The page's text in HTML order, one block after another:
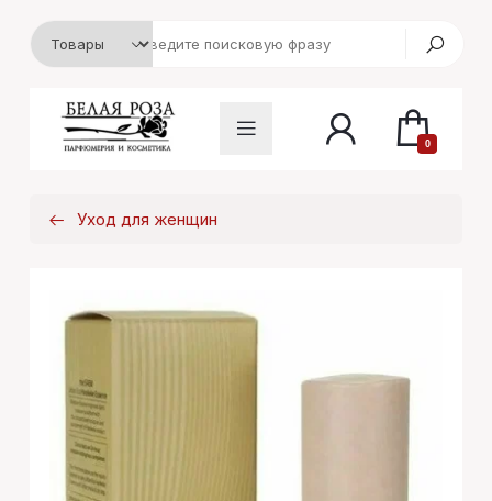
0
Уход для женщин